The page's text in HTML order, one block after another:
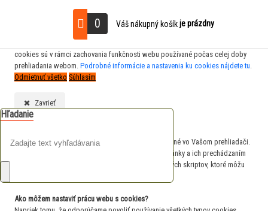
S cieľom uľahčiť používateľom používať naše webové stránky využívame
cookies. Kliknutím na tlačidlo "Súhlasím" súhlasíte s použitím preferenčných,
cookies sú v rámci zachovania funkčnosti webu používané počas celej doby
prehliadania webom. Podrobné informácie a nastavenia ku cookies nájdete tu.
Odmietnuť všetko Súhlasím
Zavrieť
Cookies sú krátke textové informácie, ktoré sú uložené vo Vašom prehliadači.
Tieto informácie bežne používajú všetky webové stránky a ich prechádzaním
dochádza k ukladaniu cookies. Pomocou partnerských skriptov, ktoré môžu
Ako môžem nastaviť prácu webu s cookies?
Hľadanie
0 Váš nákupný košíkje prázdny